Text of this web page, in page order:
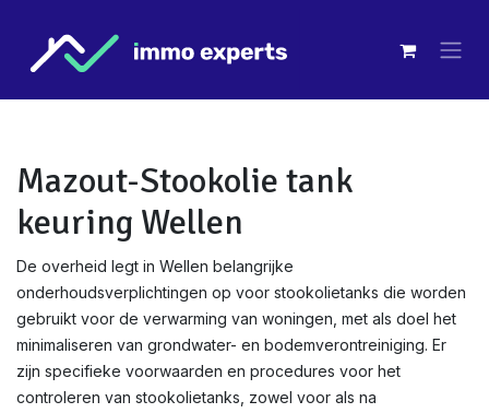
Mazout-Stookolie tank
keuring Wellen
De overheid legt in Wellen belangrijke
onderhoudsverplichtingen op voor stookolietanks die worden
gebruikt voor de verwarming van woningen, met als doel het
minimaliseren van grondwater- en bodemverontreiniging. Er
zijn specifieke voorwaarden en procedures voor het
controleren van stookolietanks, zowel voor als na